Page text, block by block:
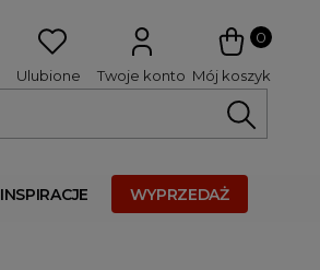
0
Mój koszyk
Twoje konto
Ulubione
INSPIRACJE WYPRZEDAŻ